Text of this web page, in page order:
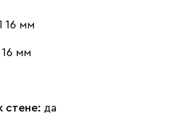
16 мм
мм
стене: да